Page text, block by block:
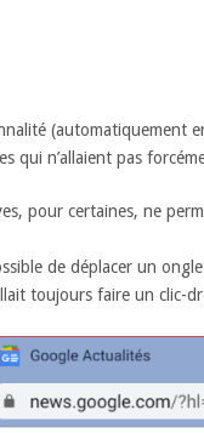
(automatiquement
qui n’allaient pas
pour certaines, ne
de déplacer un
toujours faire un clic-